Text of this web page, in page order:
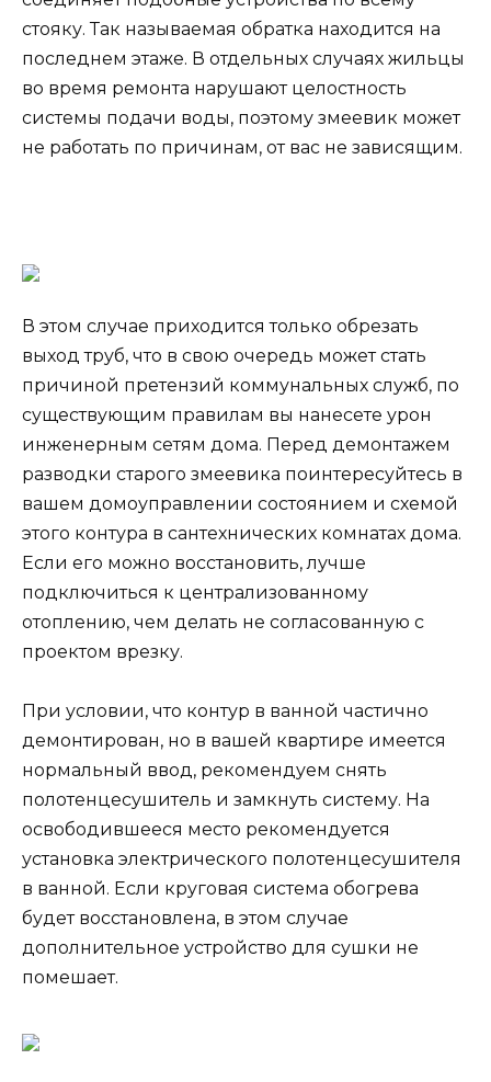
стояку. Так называемая обратка находится на
последнем этаже. В отдельных случаях жильцы
во время ремонта нарушают целостность
системы подачи воды, поэтому змеевик может
не работать по причинам, от вас не зависящим.
В этом случае приходится только обрезать
выход труб, что в свою очередь может стать
причиной претензий коммунальных служб, по
существующим правилам вы нанесете урон
инженерным сетям дома. Перед демонтажем
разводки старого змеевика поинтересуйтесь в
вашем домоуправлении состоянием и схемой
этого контура в сантехнических комнатах дома.
Если его можно восстановить, лучше
подключиться к централизованному
отоплению, чем делать не согласованную с
проектом врезку.
При условии, что контур в ванной частично
демонтирован, но в вашей квартире имеется
нормальный ввод, рекомендуем снять
полотенцесушитель и замкнуть систему. На
освободившееся место рекомендуется
установка электрического полотенцесушителя
в ванной. Если круговая система обогрева
будет восстановлена, в этом случае
дополнительное устройство для сушки не
помешает.